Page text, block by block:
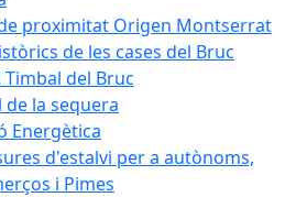
proximitat Origen Montserrat
de les cases del Bruc
Timbal del Bruc
de la sequera
Energètica
d'estalvi per a autònoms,
i Pimes